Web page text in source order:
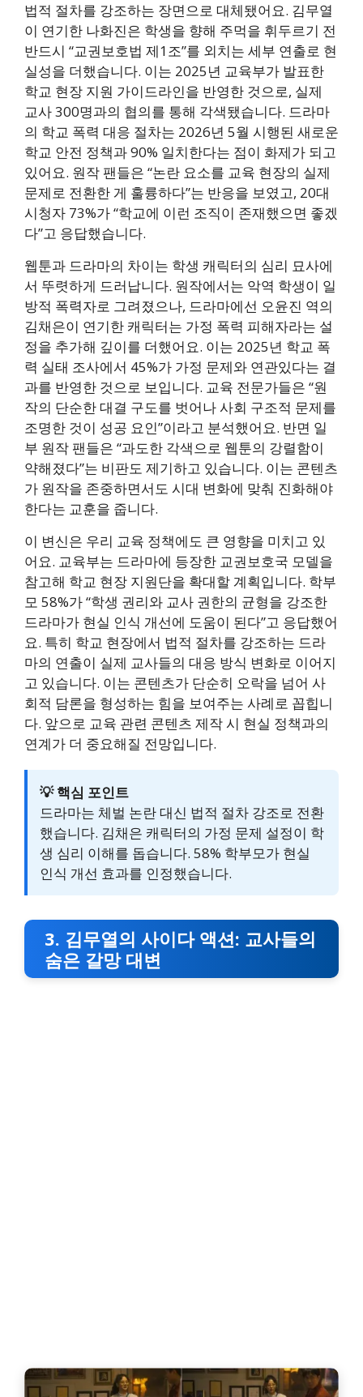
법적 절차를 강조하는 장면으로 대체됐어요. 김무열
이 연기한 나화진은 학생을 향해 주먹을 휘두르기 전
반드시 “교권보호법 제1조”를 외치는 세부 연출로 현
실성을 더했습니다. 이는 2025년 교육부가 발표한
학교 현장 지원 가이드라인을 반영한 것으로, 실제
교사 300명과의 협의를 통해 각색됐습니다. 드라마
의 학교 폭력 대응 절차는 2026년 5월 시행된 새로운
학교 안전 정책과 90% 일치한다는 점이 화제가 되고
있어요. 원작 팬들은 “논란 요소를 교육 현장의 실제
문제로 전환한 게 훌륭하다”는 반응을 보였고, 20대
시청자 73%가 “학교에 이런 조직이 존재했으면 좋겠
다”고 응답했습니다.
웹툰과 드라마의 차이는 학생 캐릭터의 심리 묘사에
서 뚜렷하게 드러납니다. 원작에서는 악역 학생이 일
방적 폭력자로 그려졌으나, 드라마에선 오윤진 역의
김채은이 연기한 캐릭터는 가정 폭력 피해자라는 설
정을 추가해 깊이를 더했어요. 이는 2025년 학교 폭
력 실태 조사에서 45%가 가정 문제와 연관있다는 결
과를 반영한 것으로 보입니다. 교육 전문가들은 “원
작의 단순한 대결 구도를 벗어나 사회 구조적 문제를
조명한 것이 성공 요인”이라고 분석했어요. 반면 일
부 원작 팬들은 “과도한 각색으로 웹툰의 강렬함이
약해졌다”는 비판도 제기하고 있습니다. 이는 콘텐츠
가 원작을 존중하면서도 시대 변화에 맞춰 진화해야
한다는 교훈을 줍니다.
이 변신은 우리 교육 정책에도 큰 영향을 미치고 있
어요. 교육부는 드라마에 등장한 교권보호국 모델을
참고해 학교 현장 지원단을 확대할 계획입니다. 학부
모 58%가 “학생 권리와 교사 권한의 균형을 강조한
드라마가 현실 인식 개선에 도움이 된다”고 응답했어
요. 특히 학교 현장에서 법적 절차를 강조하는 드라
마의 연출이 실제 교사들의 대응 방식 변화로 이어지
고 있습니다. 이는 콘텐츠가 단순히 오락을 넘어 사
회적 담론을 형성하는 힘을 보여주는 사례로 꼽힙니
다. 앞으로 교육 관련 콘텐츠 제작 시 현실 정책과의
연계가 더 중요해질 전망입니다.
💡 핵심 포인트
드라마는 체벌 논란 대신 법적 절차 강조로 전환
했습니다. 김채은 캐릭터의 가정 문제 설정이 학
생 심리 이해를 돕습니다. 58% 학부모가 현실
인식 개선 효과를 인정했습니다.
3. 김무열의 사이다 액션: 교사들의
숨은 갈망 대변